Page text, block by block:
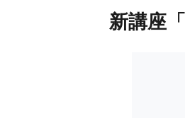
新講座「